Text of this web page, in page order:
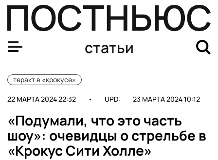
статьи
теракт в «крокусе»
22 МАРТА 2024 22:32 • UPD: 23 МАРТА 2024 10:12
«Подумали, что это часть
шоу»: очевидцы о стрельбе в
«Крокус Сити Холле»
Стрельба в «Крокус Сити Холле» 22 марта: что